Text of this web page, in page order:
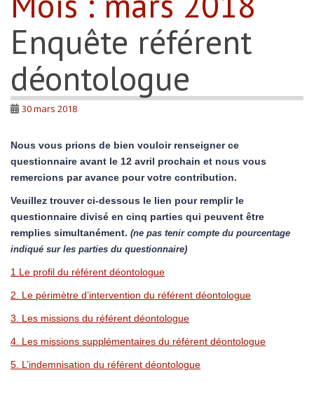
Enquête référent
déontologue
30 mars 2018
Nous vous prions de bien vouloir renseigner ce
questionnaire avant le 12 avril prochain et nous vous
remercions par avance pour votre contribution.
Veuillez trouver ci-dessous le lien pour remplir le
questionnaire divisé en cinq parties qui peuvent être
remplies simultanément. (ne pas tenir compte du pourcentage
indiqué sur les parties du questionnaire)
1.Le profil du référent déontologue
2. Le périmètre d’intervention du référent déontologue
3. Les missions du référent déontologue
4. Les missions supplémentaires du référent déontologue
5. L’indemnisation du référent déontologue